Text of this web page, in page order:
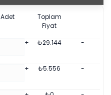
Adet
Toplam
Fiyat
+ ₺29.144 -
+ ₺5.556 -